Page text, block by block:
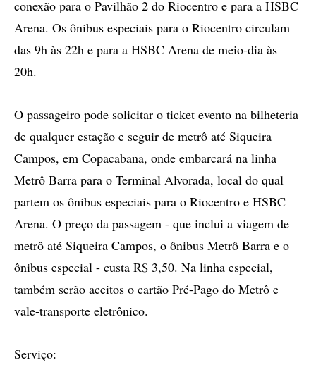
conexão para o Pavilhão 2 do Riocentro e para a HSBC
Arena. Os ônibus especiais para o Riocentro circulam
das 9h às 22h e para a HSBC Arena de meio-dia às
20h.
O passageiro pode solicitar o ticket evento na bilheteria
de qualquer estação e seguir de metrô até Siqueira
Campos, em Copacabana, onde embarcará na linha
Metrô Barra para o Terminal Alvorada, local do qual
partem os ônibus especiais para o Riocentro e HSBC
Arena. O preço da passagem - que inclui a viagem de
metrô até Siqueira Campos, o ônibus Metrô Barra e o
ônibus especial - custa R$ 3,50. Na linha especial,
também serão aceitos o cartão Pré-Pago do Metrô e
vale-transporte eletrônico.
Serviço: